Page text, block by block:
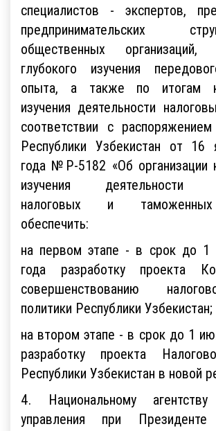
специалистов - экспертов,
предпринимательских
общественных
глубокого изучения
опыта, а также по итогам
изучения деятельности
соответствии с
Республики Узбекистан от 16
года №Р-5182 «Об организации
изучения деятельности
налоговых и
обеспечить:
на первом этапе - в срок до 1
года разработку проекта
совершенствованию
политики Республики Узбекистан;
на втором этапе - в срок до 1
разработку проекта
Республики Узбекистан в новой
4. Национальному агентству
управления при Президенте